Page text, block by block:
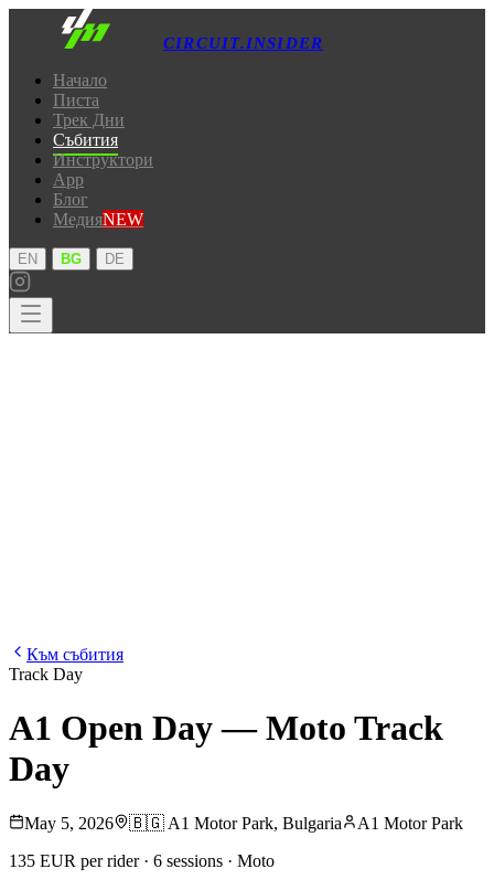
CIRCUIT.INSIDER
Начало
Писта
Трек Дни
Събития
Инструктори
App
Блог
МедияNEW
EN BG DE
Към събития
Track Day
A1 Open Day — Moto Track
Day
May 5, 2026 🇧🇬 A1 Motor Park, Bulgaria
A1 Motor Park
135 EUR per rider · 6 sessions · Moto